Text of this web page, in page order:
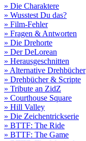
» Die Charaktere
» Wusstest Du das?
» Film-Fehler
» Fragen & Antworten
» Die Drehorte
» Der DeLorean
» Herausgeschnitten
» Alternative Drehbücher
» Drehbücher & Scripte
» Tribute an ZidZ
» Courthouse Square
» Hill Valley
» Die Zeichentrickserie
» BTTF: The Ride
» BTTF: The Game